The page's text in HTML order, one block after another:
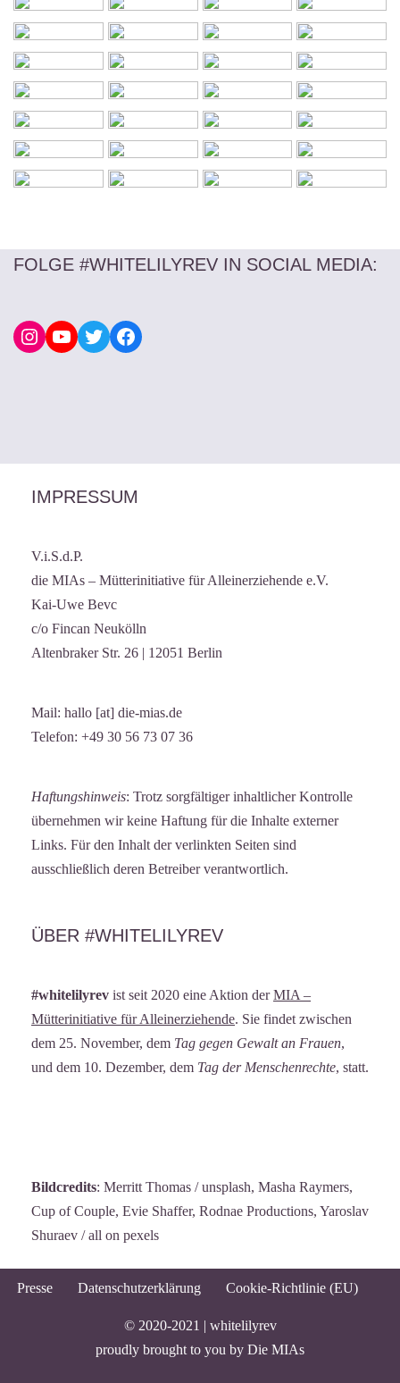
FOLGE #WHITELILYREV IN SOCIAL MEDIA:
IMPRESSUM
V.i.S.d.P.
die MIAs – Mütterinitiative für Alleinerziehende e.V.
Kai-Uwe Bevc
c/o Fincan Neukölln
Altenbraker Str. 26 | 12051 Berlin
Mail: hallo [at] die-mias.de
Telefon: +49 30 56 73 07 36
Haftungshinweis: Trotz sorgfältiger inhaltlicher Kontrolle
übernehmen wir keine Haftung für die Inhalte externer
Links. Für den Inhalt der verlinkten Seiten sind
ausschließlich deren Betreiber verantwortlich.
ÜBER #WHITELILYREV
#whitelilyrev ist seit 2020 eine Aktion derMIA –
Mütterinitiative für Alleinerziehende. Sie findet zwischen
dem 25. November, dem Tag gegen Gewalt an Frauen,
und dem 10. Dezember, dem Tag der Menschenrechte, statt.
Bildcredits: Merritt Thomas / unsplash, Masha Raymers,
Cup of Couple, Evie Shaffer, Rodnae Productions, Yaroslav
Shuraev / all on pexels
Presse Datenschutzerklärung Cookie-Richtlinie (EU)
© 2020-2021 | whitelilyrev
proudly brought to you by Die MIAs